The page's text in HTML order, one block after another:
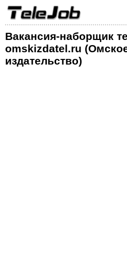
Вакансия-наборщик
omskizdatel.ru
издательство)